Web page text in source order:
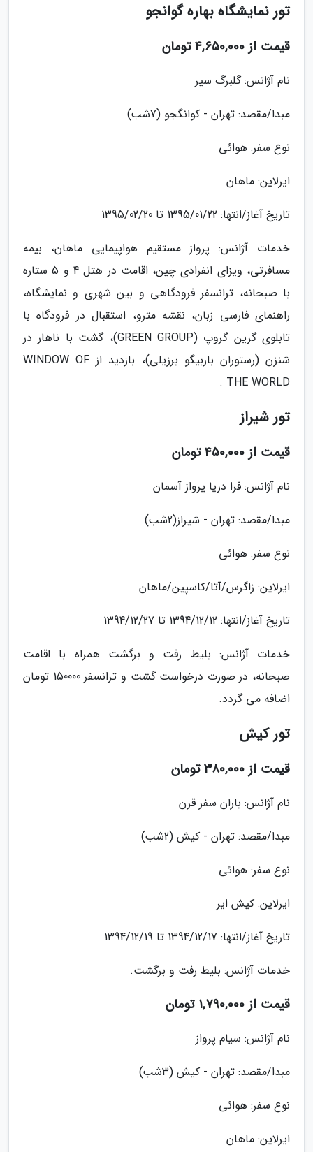
تور نمایشگاه بهاره گوانجو
قیمت از 4,650,000 تومان
نام آژانس: گلبرگ سیر
مبدا/مقصد: تهران - کوانگجو (7شب)
نوع سفر: هوائی
ایرلاین: ماهان
تاریخ آغاز/انتها: 1395/01/22 تا 1395/02/20
خدمات آژانس: پرواز مستقیم هواپیمایی ماهان، بیمه
مسافرتی، ویزای انفرادی چین، اقامت در هتل 4 و 5 ستاره
با صبحانه، ترانسفر فرودگاهی و بین شهری و نمایشگاه،
راهنمای فارسی زبان، نقشه مترو، استقبال در فرودگاه با
تابلوی گرین گروپ (GREEN GROUP)، گشت با ناهار در
شنزن (رستوران باربیگو برزیلی)، بازدید از WINDOW OF
THE WORLD .
تور شیراز
قیمت از 450,000 تومان
نام آژانس: فرا دریا پرواز آسمان
مبدا/مقصد: تهران - شیراز(2شب)
نوع سفر: هوائی
ایرلاین: زاگرس/آتا/کاسپین/ماهان
تاریخ آغاز/انتها: 1394/12/12 تا 1394/12/27
خدمات آژانس: بلیط رفت و برگشت همراه با اقامت
صبحانه، در صورت درخواست گشت و ترانسفر 150000 تومان
اضافه می گردد.
تور کیش
قیمت از 380,000 تومان
نام آژانس: باران سفر قرن
مبدا/مقصد: تهران - کیش (2شب)
نوع سفر: هوائی
ایرلاین: کیش ایر
تاریخ آغاز/انتها: 1394/12/17 تا 1394/12/19
خدمات آژانس: بلیط رفت و برگشت.
قیمت از 1,790,000 تومان
نام آژانس: سیام پرواز
مبدا/مقصد: تهران - کیش (3شب)
نوع سفر: هوائی
ایرلاین: ماهان